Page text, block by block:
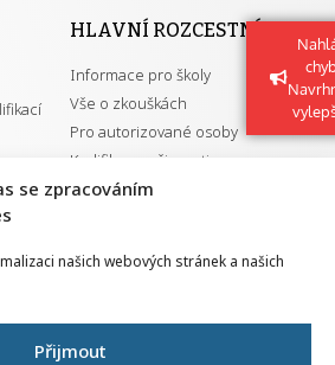
se zpracováním
našich webových stránek a našich
Přijmout
HLAVNÍ ROZCESTNÍK
Informace pro školy
Vše o zkouškách
Pro autorizované osoby
Kvalifikace a živnosti
Národní pedagogický institut ČR
Senovážné náměstí 25